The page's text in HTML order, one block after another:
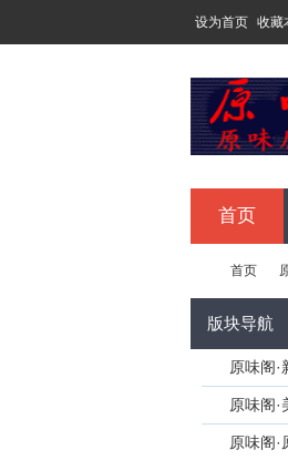
设为首页 收藏
首页
首页
›
版块导航
原味阁·
培训
原味阁·
个人特
原味阁·